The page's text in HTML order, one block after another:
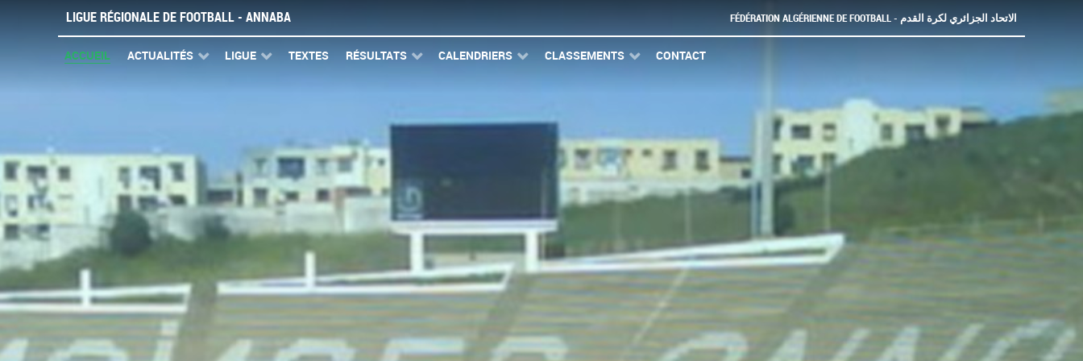
LIGUE RÉGIONALE DE FOOTBALL - ANNABA FÉDÉRATION ALGÉRIENNE DE FOOTBALL - الاتحاد الجزائري لكرة القدم
ACCUEIL ACTUALITÉS LIGUE TEXTES RÉSULTATS CALENDRIERS CLASSEMENTS CONTACT